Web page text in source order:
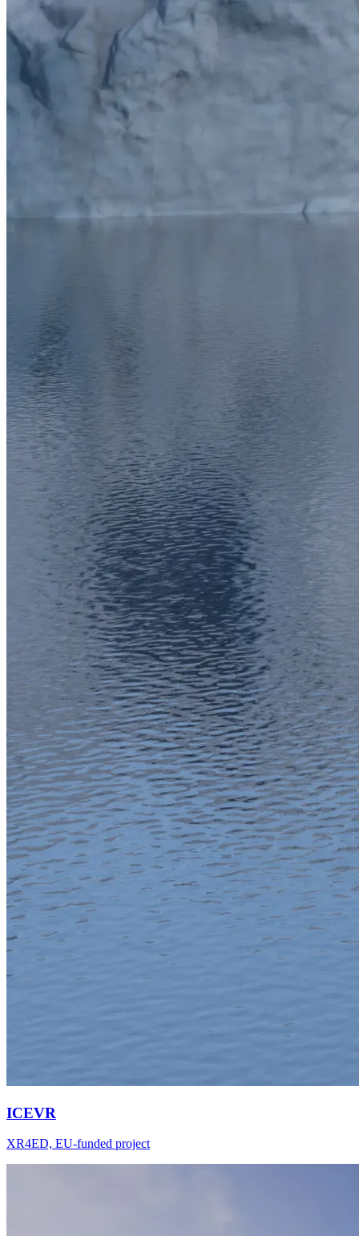
ICEVR
XR4ED, EU-funded project